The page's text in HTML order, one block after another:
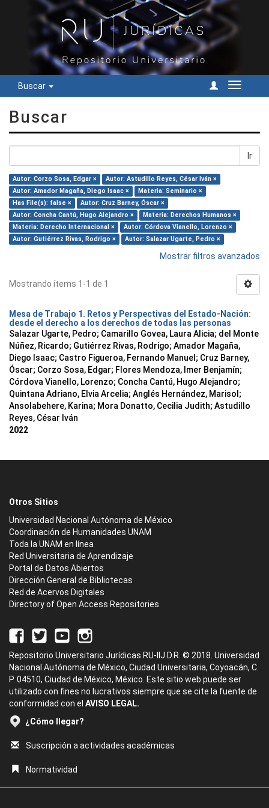
Buscar
Cambiar
Buscar
Ir
Autor: Corzo Sosa, Edgar ×
Autor: Astudillo Reyes, César Iván ×
Autor: Amador Magaña, Diego Isaac ×
Materia: Seminario ×
Has File(s): false ×
Autor: Cruz Barney, Óscar ×
Autor: Concha Cantú, Hugo Alejandro ×
Materia: Derechos Humanos ×
Materia: Derecho Internacional ×
Autor: Córdova Vianello, Lorenzo ×
Autor: Gutiérrez Rivas, Rodrigo ×
Autor: Salazar Ugarte, Pedro ×
Mostrar filtros avanzados
Mostrando ítems 1-1 de 1
Mesa de Trabajo 1. Retos y Perspectivas del Estado-Nación:
desde el derecho a los derechos de todas las personas
Salazar Ugarte, Pedro; Camarillo Govea, Laura Alicia; del Monte
Núñez, Ricardo; Gutiérrez Rivas, Rodrigo; Amador Magaña,
Diego Isaac; Castro Figueroa, Fernando Manuel ; Cruz Barney,
Óscar; Corzo Sosa, Edgar; Flores Mendoza, Imer Benjamín;
Córdova Vianello, Lorenzo; Concha Cantú, Hugo Alejandro;
Quintana Adriano, Elvia Arcelia; Anglés Hernández, Marisol ;
Ansolabehere, Karina; Mora Donatto, Cecilia Judith; Astudillo
Reyes, César Iván
2022
Otros Sitios
Universidad Nacional Autónoma de México
Coordinación de Humanidades UNAM
Toda la UNAM en línea
Red Universitaria de Aprendizaje
Portal de Datos Abiertos
Dirección General de Bibliotecas
Red de Acervos Digitales
Directory of Open Access Repositories
Repositorio Universitario Jurídicas RU-IIJ D.R. © 2018. Universidad
Nacional Autónoma de México, Ciudad Universitaria, Coyoacán, C.
P. 04510, Ciudad de México, México. Este sitio web puede ser
utilizado con fines no lucrativos siempre que se cite la fuente de
conformidad con el AVISO LEGAL.
¿Cómo llegar?
Suscripción a actividades académicas
Normatividad